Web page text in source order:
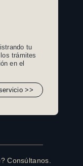
tu
trámites
en el
>>
Consúltanos.